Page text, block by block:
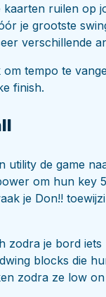
kaarten ruilen op
je grootste
verschillende
tempo te
finish.
utility de game
om hun
je Don!!
zodra je bord iets
blocks die
zodra ze low